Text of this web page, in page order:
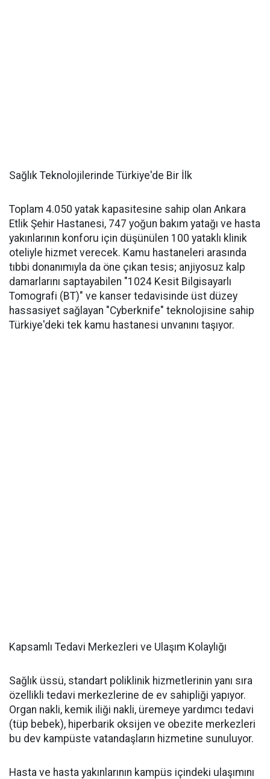
Sağlık Teknolojilerinde Türkiye'de Bir İlk
Toplam 4.050 yatak kapasitesine sahip olan Ankara
Etlik Şehir Hastanesi, 747 yoğun bakım yatağı ve hasta
yakınlarının konforu için düşünülen 100 yataklı klinik
oteliyle hizmet verecek. Kamu hastaneleri arasında
tıbbi donanımıyla da öne çıkan tesis; anjiyosuz kalp
damarlarını saptayabilen "1024 Kesit Bilgisayarlı
Tomografi (BT)" ve kanser tedavisinde üst düzey
hassasiyet sağlayan "Cyberknife" teknolojisine sahip
Türkiye'deki tek kamu hastanesi unvanını taşıyor.
Kapsamlı Tedavi Merkezleri ve Ulaşım Kolaylığı
Sağlık üssü, standart poliklinik hizmetlerinin yanı sıra
özellikli tedavi merkezlerine de ev sahipliği yapıyor.
Organ nakli, kemik iliği nakli, üremeye yardımcı tedavi
(tüp bebek), hiperbarik oksijen ve obezite merkezleri
bu dev kampüste vatandaşların hizmetine sunuluyor.
Hasta ve hasta yakınlarının kampüs içindeki ulaşımını